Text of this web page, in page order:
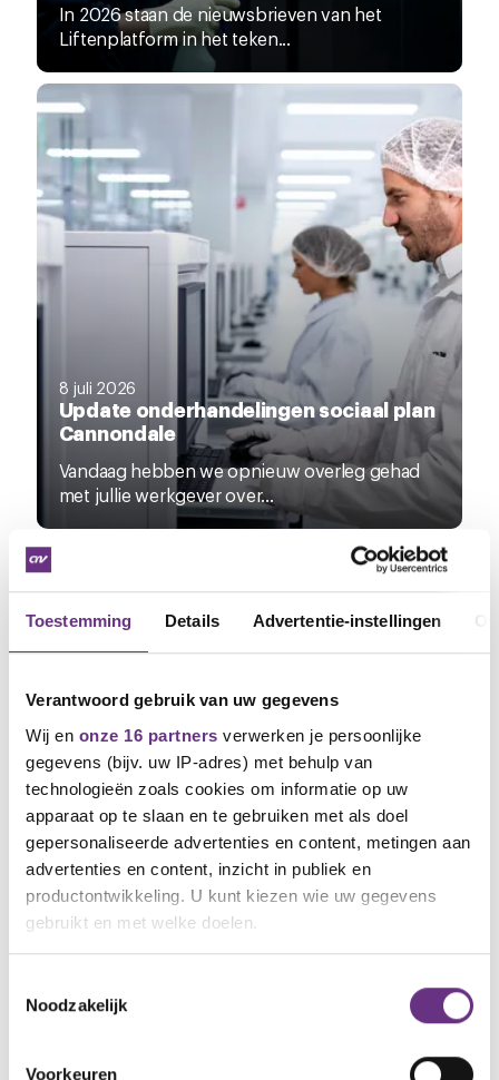
Toestemming Details Advertentie-instellingen
Verantwoord gebruik van uw gegevens
Wij en onze 16 partners verwerken je persoonlijke
gegevens (bijv. uw IP-adres) met behulp van
technologieën zoals cookies om informatie op uw
apparaat op te slaan en te gebruiken met als doel
gepersonaliseerde advertenties en content, metingen aan
advertenties en content, inzicht in publiek en
productontwikkeling. U kunt kiezen wie uw gegevens
gebruikt en met welke doelen.
Informatie verzamelen over uw geografische
Uw apparaat identificeren door het actief te
Noodzakelijk
Voorkeuren
In 2026 staan de nieuwsbrieven van het
Liftenplatform in het teken...
8 juli 2026
Update onderhandelingen sociaal plan
Cannondale
Vandaag hebben we opnieuw overleg gehad
met jullie werkgever over...
7 juli 2026
Overleg tussen vakbonden en GKN
Fokker
Op donderdag 2 juli 2026 hebben vakbonden
CNV, FNV en De Unie...